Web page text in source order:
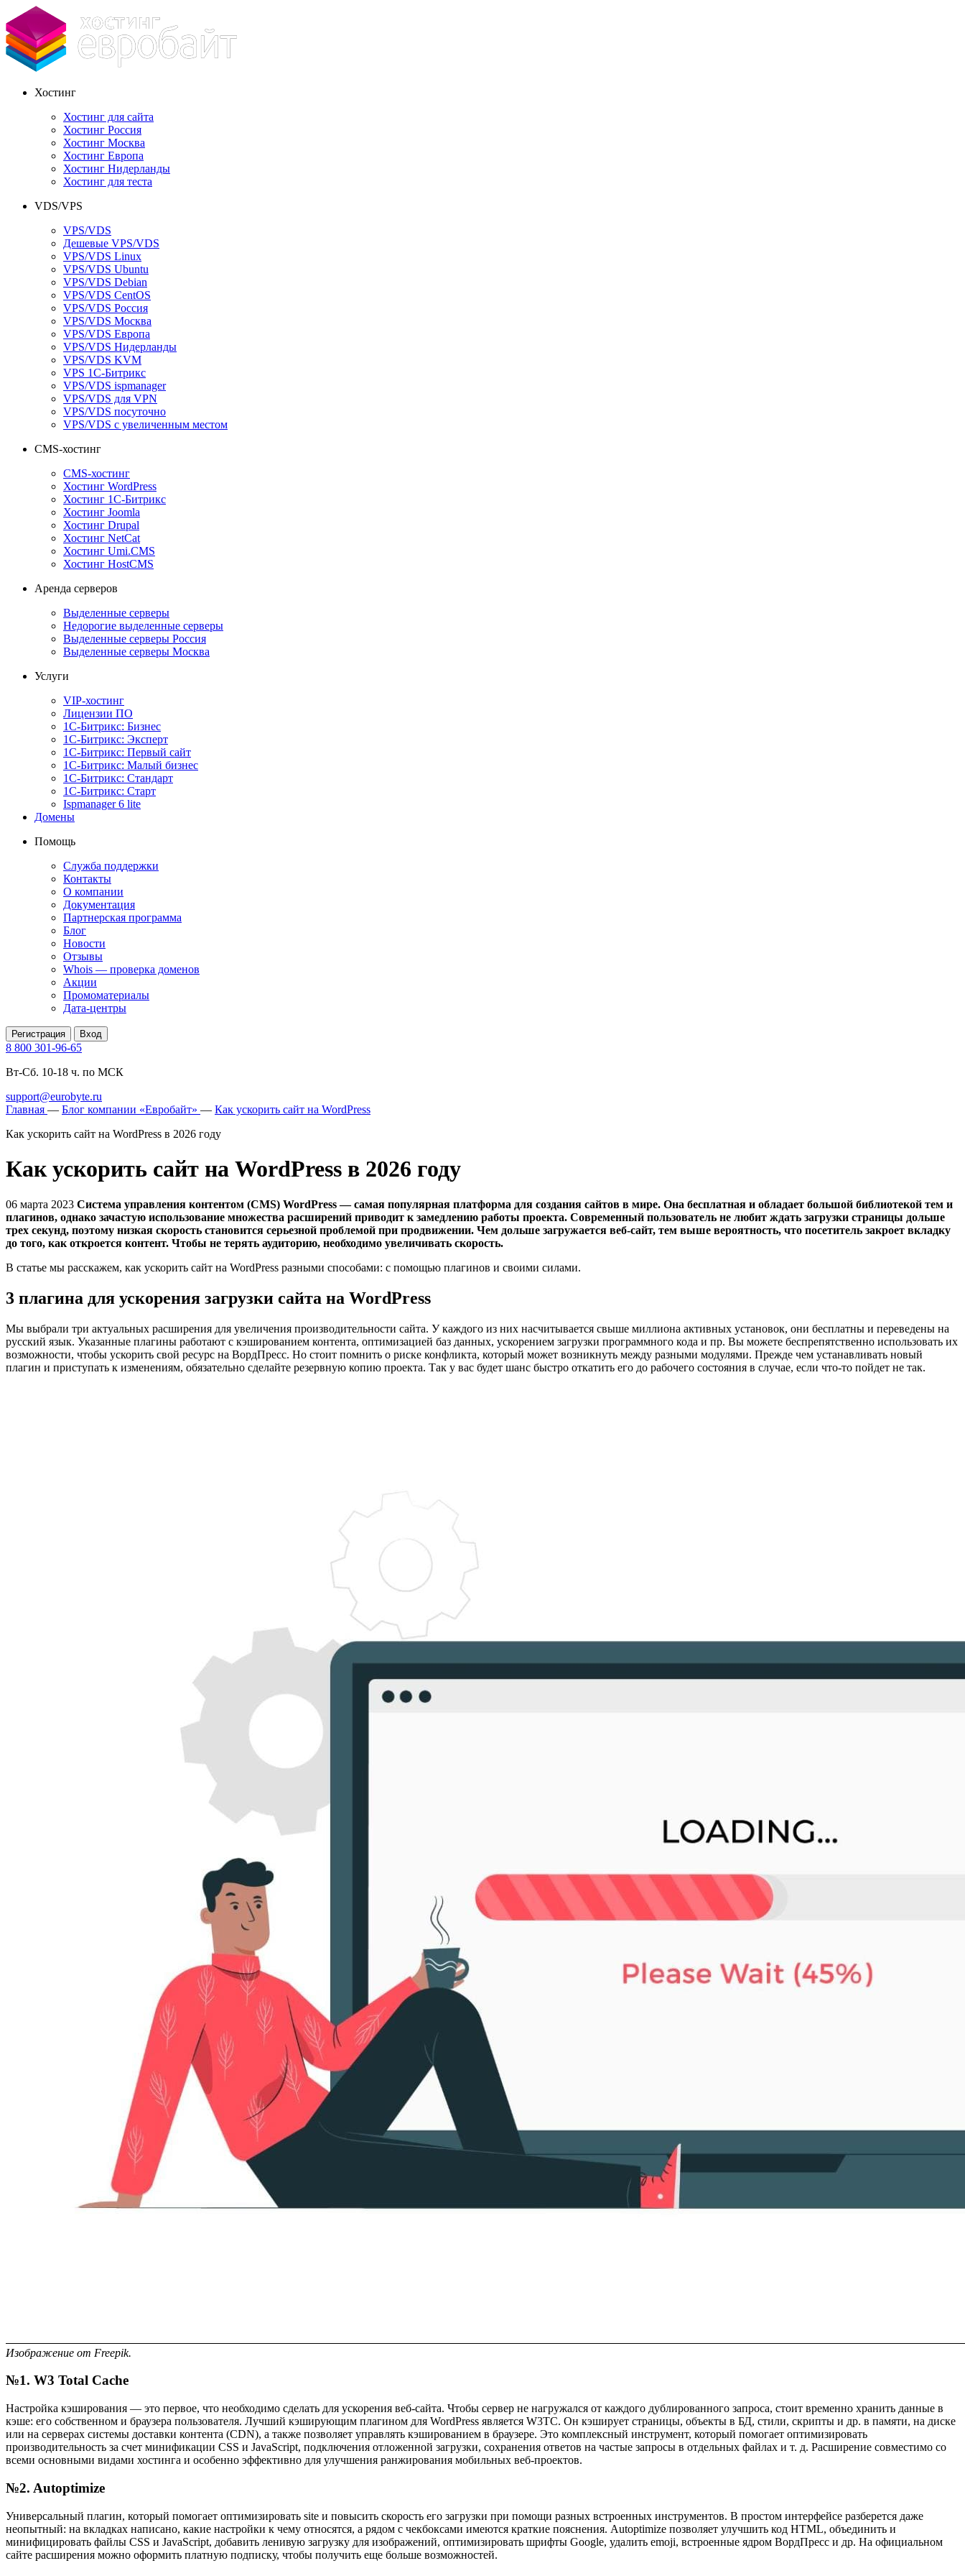
Хостинг
Хостинг для сайта
Хостинг Россия
Хостинг Москва
Хостинг Европа
Хостинг Нидерланды
Хостинг для теста
VDS/VPS
VPS/VDS
Дешевые VPS/VDS
VPS/VDS Linux
VPS/VDS Ubuntu
VPS/VDS Debian
VPS/VDS CentOS
VPS/VDS Россия
VPS/VDS Москва
VPS/VDS Европа
VPS/VDS Нидерланды
VPS/VDS KVM
VPS 1С-Битрикс
VPS/VDS ispmanager
VPS/VDS для VPN
VPS/VDS посуточно
VPS/VDS с увеличенным местом
CMS-хостинг
CMS-хостинг
Хостинг WordPress
Хостинг 1С-Битрикс
Хостинг Joomla
Хостинг Drupal
Хостинг NetCat
Хостинг Umi.CMS
Хостинг HostCMS
Аренда серверов
Выделенные серверы
Недорогие выделенные серверы
Выделенные серверы Россия
Выделенные серверы Москва
Услуги
VIP-хостинг
Лицензии ПО
1С-Битрикс: Бизнес
1С-Битрикс: Эксперт
1С-Битрикс: Первый сайт
1С-Битрикс: Малый бизнес
1С-Битрикс: Стандарт
1С-Битрикс: Старт
Ispmanager 6 lite
Домены
Помощь
Служба поддержки
Контакты
О компании
Документация
Партнерская программа
Блог
Новости
Отзывы
Whois — проверка доменов
Акции
Промоматериалы
Дата-центры
Регистрация Вход
8 800 301-96-65
Вт-Сб. 10-18 ч. по МСК
support@eurobyte.ru
Главная — Блог компании «Евробайт» — Как ускорить сайт на WordPress
Как ускорить сайт на WordPress в 2026 году
Как ускорить сайт на WordPress в 2026 году
06 марта 2023 Система управления контентом (CMS) WordPress — самая популярная платформа для создания сайтов в мире. Она бесплатная и обладает большой библиотекой тем и
плагинов, однако зачастую использование множества расширений приводит к замедлению работы проекта. Современный пользователь не любит ждать загрузки страницы дольше
трех секунд, поэтому низкая скорость становится серьезной проблемой при продвижении. Чем дольше загружается веб-сайт, тем выше вероятность, что посетитель закроет вкладку
до того, как откроется контент. Чтобы не терять аудиторию, необходимо увеличивать скорость.
В статье мы расскажем, как ускорить сайт на WordPress разными способами: с помощью плагинов и своими силами.
3 плагина для ускорения загрузки сайта на WordPress
Мы выбрали три актуальных расширения для увеличения производительности сайта. У каждого из них насчитывается свыше миллиона активных установок, они бесплатны и переведены на
русский язык. Указанные плагины работают с кэшированием контента, оптимизацией баз данных, ускорением загрузки программного кода и пр. Вы можете беспрепятственно использовать их
возможности, чтобы ускорить свой ресурс на ВордПресс. Но стоит помнить о риске конфликта, который может возникнуть между разными модулями. Прежде чем устанавливать новый
плагин и приступать к изменениям, обязательно сделайте резервную копию проекта. Так у вас будет шанс быстро откатить его до рабочего состояния в случае, если что-то пойдет не так.
Изображение от Freepik.
№1. W3 Total Cache
Настройка кэширования — это первое, что необходимо сделать для ускорения веб-сайта. Чтобы сервер не нагружался от каждого дублированного запроса, стоит временно хранить данные в
кэше: его собственном и браузера пользователя. Лучший кэширующим плагином для WordPress является W3TC. Он кэширует страницы, объекты в БД, стили, скрипты и др. в памяти, на диске
или на серверах системы доставки контента (CDN), а также позволяет управлять кэшированием в браузере. Это комплексный инструмент, который помогает оптимизировать
производительность за счет минификации CSS и JavaScript, подключения отложенной загрузки, сохранения ответов на частые запросы в отдельных файлах и т. д. Расширение совместимо со
всеми основными видами хостинга и особенно эффективно для улучшения ранжирования мобильных веб-проектов.
№2. Autoptimize
Универсальный плагин, который помогает оптимизировать site и повысить скорость его загрузки при помощи разных встроенных инструментов. В простом интерфейсе разберется даже
неопытный: на вкладках написано, какие настройки к чему относятся, а рядом с чекбоксами имеются краткие пояснения. Autoptimize позволяет улучшить код HTML, объединить и
минифицировать файлы CSS и JavaScript, добавить ленивую загрузку для изображений, оптимизировать шрифты Google, удалить emoji, встроенные ядром ВордПресс и др. На официальном
сайте расширения можно оформить платную подписку, чтобы получить еще больше возможностей.